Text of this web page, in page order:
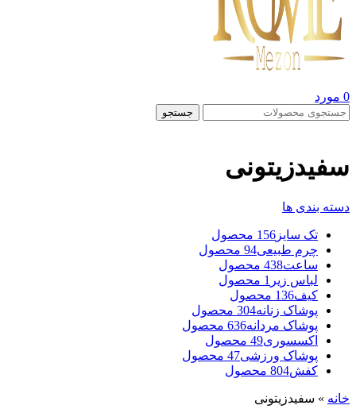
0 مورد
جستجو
سفیدزیتونی
دسته بندی ها
تک سایز 156 محصول
چرم طبیعی94 محصول
ساعت438 محصول
لباس زیر 1 محصول
کیف136 محصول
پوشاک زنانه304 محصول
پوشاک مردانه636 محصول
اکسسوری49 محصول
پوشاک ورزشی47 محصول
کفش804 محصول
خانه » سفیدزیتونی